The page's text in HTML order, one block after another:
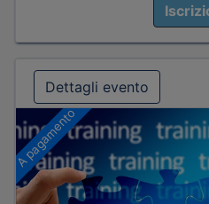
Dettagli evento
A pagamento